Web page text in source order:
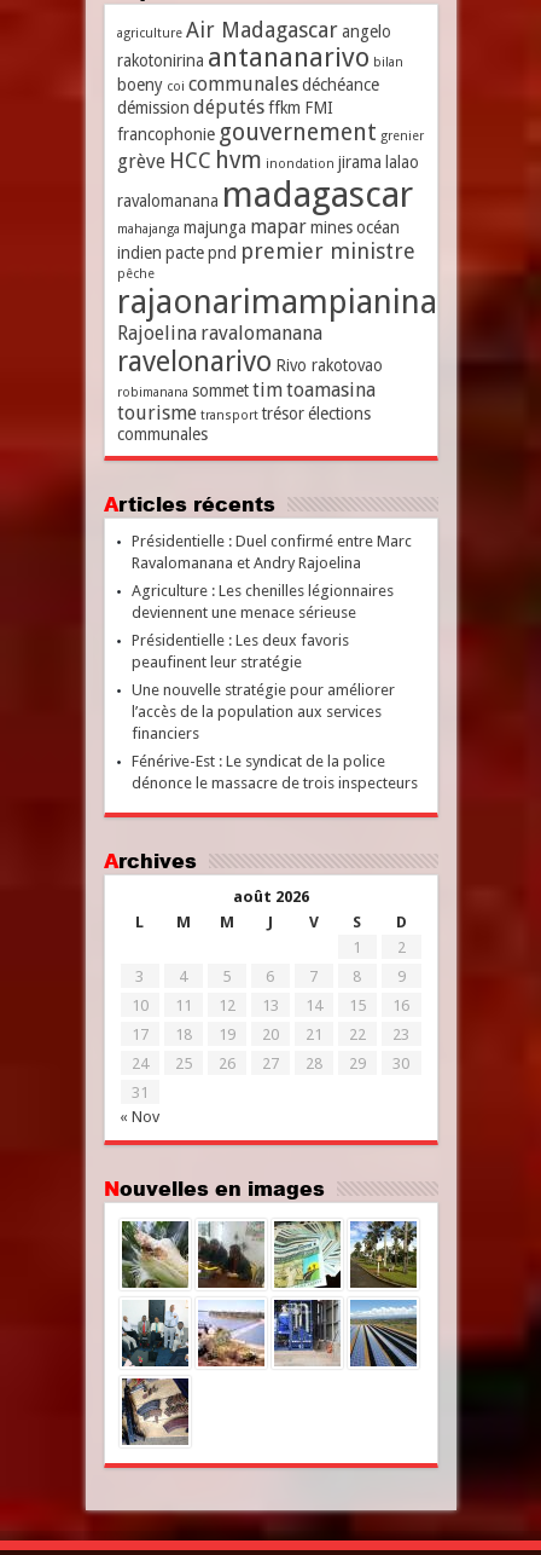
agriculture Air Madagascar angelo
rakotonirina antananarivo bilan
boeny coi communales déchéance
démission députés ffkm FMI
francophonie gouvernement grenier
grève HCC hvm inondation jirama lalao
ravalomanana madagascar
mahajanga majunga mapar mines océan
indien pacte pnd premier ministre
pêche
rajaonarimampianina
Rajoelina ravalomanana
ravelonarivo Rivo rakotovao
robimanana sommet timtoamasina
tourisme transport trésor élections
communales
Articles récents
Présidentielle : Duel confirmé entre Marc
Ravalomanana et Andry Rajoelina
Agriculture : Les chenilles légionnaires
deviennent une menace sérieuse
Présidentielle : Les deux favoris
peaufinent leur stratégie
Une nouvelle stratégie pour améliorer
l’accès de la population aux services
financiers
Fénérive-Est : Le syndicat de la police
dénonce le massacre de trois inspecteurs
Archives
août 2026
L
M M J V S D
« Nov
1
2
3
4 5 6 7 8
9
10
11 12 13 14 15
16
17
18 19 20 21 22
23
24
25 26 27 28 29
30
31
Nouvelles en images